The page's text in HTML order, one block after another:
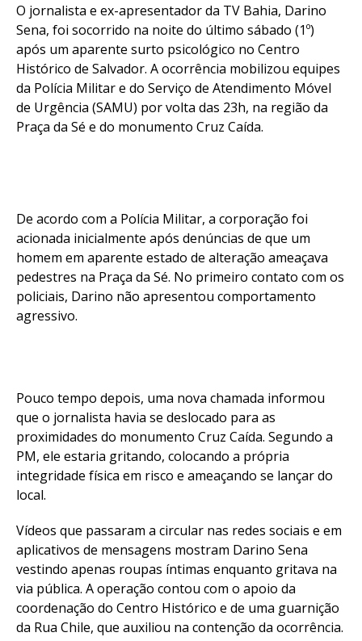
O jornalista e ex-apresentador da TV Bahia, Darino
Sena, foi socorrido na noite do último sábado (1º)
após um aparente surto psicológico no Centro
Histórico de Salvador. A ocorrência mobilizou equipes
da Polícia Militar e do Serviço de Atendimento Móvel
de Urgência (SAMU) por volta das 23h, na região da
Praça da Sé e do monumento Cruz Caída.
De acordo com a Polícia Militar, a corporação foi
acionada inicialmente após denúncias de que um
homem em aparente estado de alteração ameaçava
pedestres na Praça da Sé. No primeiro contato com os
policiais, Darino não apresentou comportamento
agressivo.
Pouco tempo depois, uma nova chamada informou
que o jornalista havia se deslocado para as
proximidades do monumento Cruz Caída. Segundo a
PM, ele estaria gritando, colocando a própria
integridade física em risco e ameaçando se lançar do
local.
Vídeos que passaram a circular nas redes sociais e em
aplicativos de mensagens mostram Darino Sena
vestindo apenas roupas íntimas enquanto gritava na
via pública. A operação contou com o apoio da
coordenação do Centro Histórico e de uma guarnição
da Rua Chile, que auxiliou na contenção da ocorrência.